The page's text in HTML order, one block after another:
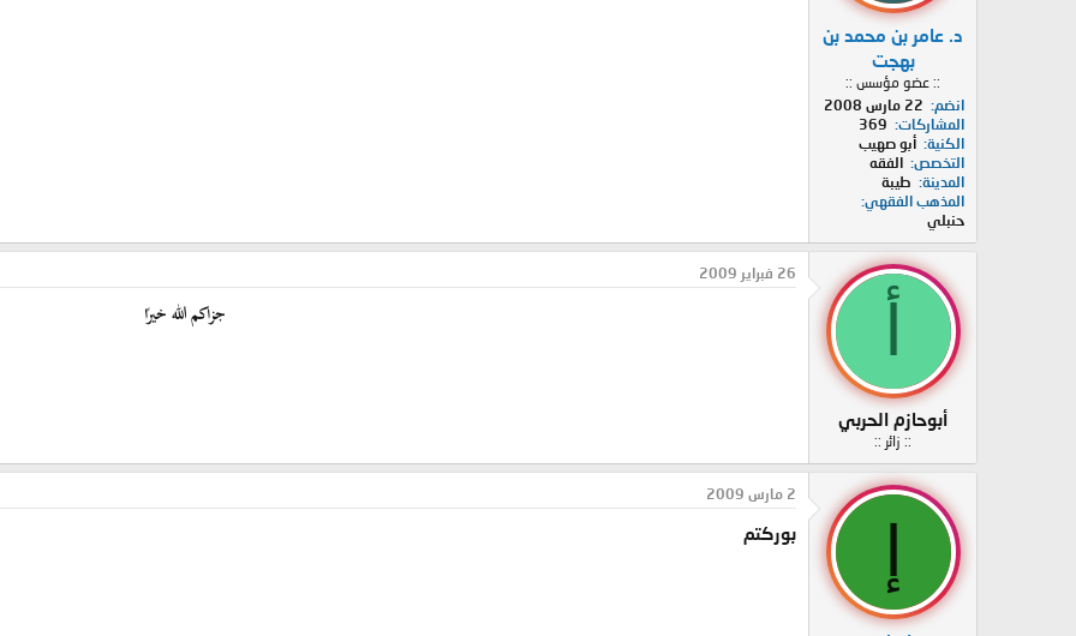
د. عامر بن محمد بن
بهجت
:: عضو مؤسس ::
انضم
22 مارس 2008
المشاركات
369
الكنية أبو صهيب
التخصص الفقه
المدينة
طيبة
المذهب الفقهي
حنبلي
أبوحازم الحربي
:: زائر ::
26 فبراير 2009
جزاكم الله خيرًا
2 مارس 2009
بوركتم